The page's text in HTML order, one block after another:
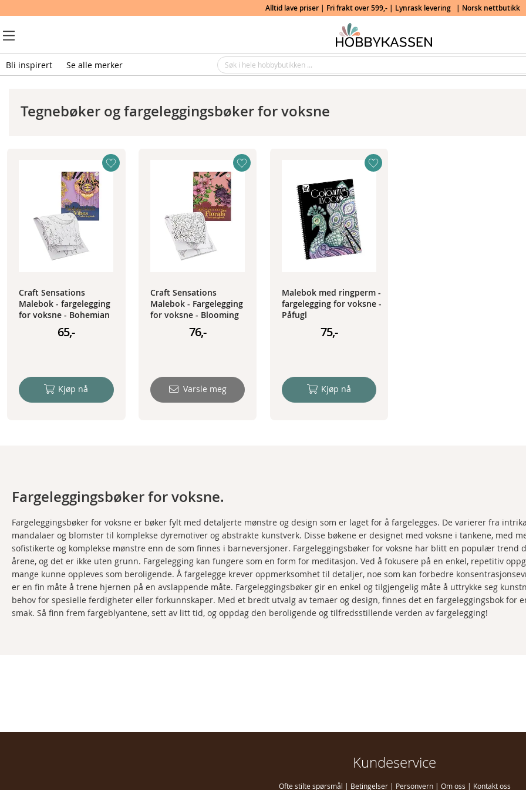
Alltid lave priser | Fri frakt over 599,- | Lynrask levering | Norsk nettbutikk
Tegnebøker og fargeleggingsbøker for voksne
Craft Sensations
Malebok - fargelegging
for voksne - Bohemian
65,-
Kjøp nå
Craft Sensations
Malebok - Fargelegging
for voksne - Blooming
76,-
Varsle meg
Malebok med ringperm -
fargelegging for voksne -
Påfugl
75,-
Kjøp nå
Fargeleggingsbøker for voksne.
Fargeleggingsbøker for voksne er bøker fylt med detaljerte mønstre og design som er laget for å fargelegges. De varierer fra
mandalaer og blomster til komplekse dyremotiver og abstrakte kunstverk. Disse bøkene er designet med voksne i tankene, med
sofistikerte og komplekse mønstre enn de som finnes i barneversjoner. Fargeleggingsbøker for voksne har blitt en populær trend
årene, og det er ikke uten grunn. Fargelegging kan fungere som en form for meditasjon. Ved å fokusere på en enkel, repetitiv
mange kunne oppleves som beroligende. Å fargelegge krever oppmerksomhet til detaljer, noe som kan forbedre
er en fin måte å trene hjernen på en avslappende måte. Fargeleggingsbøker gir en enkel og tilgjengelig måte å uttrykke seg
behov for spesielle ferdigheter eller forkunnskaper. Med et bredt utvalg av temaer og design, finnes det en fargeleggingsbok for
smak. Så finn frem fargeblyantene, sett av litt tid, og oppdag den beroligende og tilfredsstillende verden av fargelegging!
Kundeservice
Ofte stilte spørsmål | Betingelser| Personvern | Om oss | Kontakt oss
Bli inspirert Se alle merker